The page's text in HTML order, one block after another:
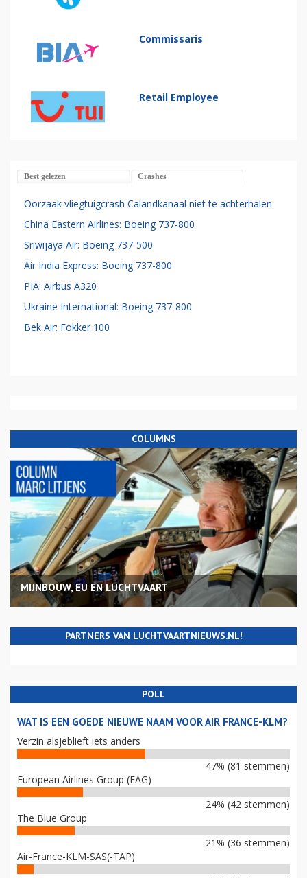
Commissaris
Retail Employee
Best gelezen Crashes
Oorzaak vliegtuigcrash Calandkanaal niet te achterhalen
China Eastern Airlines: Boeing 737-800
Sriwijaya Air: Boeing 737-500
Air India Express: Boeing 737-800
PIA: Airbus A320
Ukraine International: Boeing 737-800
Bek Air: Fokker 100
COLUMNS
MIJNBOUW, EU EN LUCHTVAART
PARTNERS VAN LUCHTVAARTNIEUWS.NL!
POLL
WAT IS EEN GOEDE NIEUWE NAAM VOOR AIR FRANCE-KLM?
Verzin alsjeblieft iets anders
47% (81 stemmen)
European Airlines Group (EAG)
24% (42 stemmen)
The Blue Group
21% (36 stemmen)
Air-France-KLM-SAS(-TAP)